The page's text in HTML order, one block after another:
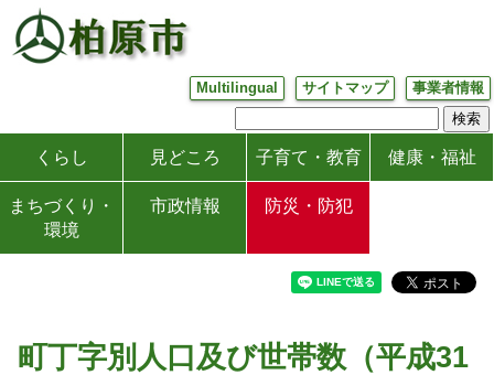
Multilingual サイトマップ 事業者情報
くらし 見どころ 子育て・教育 健康・福祉
まちづくり・
環境
市政情報 防災・防犯
町丁字別人口及び世帯数（平成31